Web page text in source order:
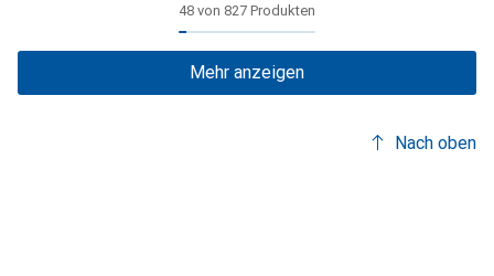
48 von 827 Produkten
Mehr anzeigen
Nach oben